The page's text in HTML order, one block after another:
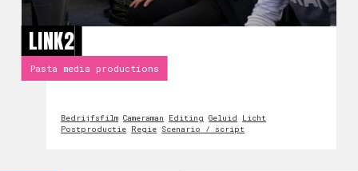
LINK2
Pasta media productions
Bedrijfsfilm Cameraman Editing Geluid
Licht
Postproductie Regie Scenario / script